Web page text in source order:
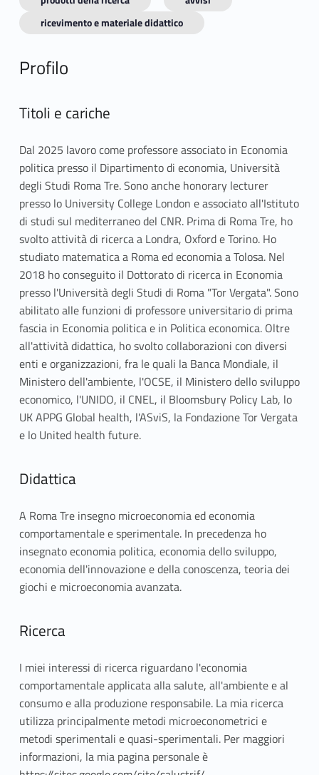
ricevimento e materiale didattico
Profilo
Titoli e cariche
Dal 2025 lavoro come professore associato in Economia
politica presso il Dipartimento di economia, Università
degli Studi Roma Tre. Sono anche honorary lecturer
presso lo University College London e associato all'Istituto
di studi sul mediterraneo del CNR. Prima di Roma Tre, ho
svolto attività di ricerca a Londra, Oxford e Torino. Ho
studiato matematica a Roma ed economia a Tolosa. Nel
2018 ho conseguito il Dottorato di ricerca in Economia
presso l'Università degli Studi di Roma "Tor Vergata". Sono
abilitato alle funzioni di professore universitario di prima
fascia in Economia politica e in Politica economica. Oltre
all'attività didattica, ho svolto collaborazioni con diversi
enti e organizzazioni, fra le quali la Banca Mondiale, il
Ministero dell'ambiente, l'OCSE, il Ministero dello sviluppo
economico, l'UNIDO, il CNEL, il Bloomsbury Policy Lab, lo
UK APPG Global health, l'ASviS, la Fondazione Tor Vergata
e lo United health future.
Didattica
A Roma Tre insegno microeconomia ed economia
comportamentale e sperimentale. In precedenza ho
insegnato economia politica, economia dello sviluppo,
economia dell'innovazione e della conoscenza, teoria dei
giochi e microeconomia avanzata.
Ricerca
I miei interessi di ricerca riguardano l'economia
comportamentale applicata alla salute, all'ambiente e al
consumo e alla produzione responsabile. La mia ricerca
utilizza principalmente metodi microeconometrici e
metodi sperimentali e quasi-sperimentali. Per maggiori
informazioni, la mia pagina personale è